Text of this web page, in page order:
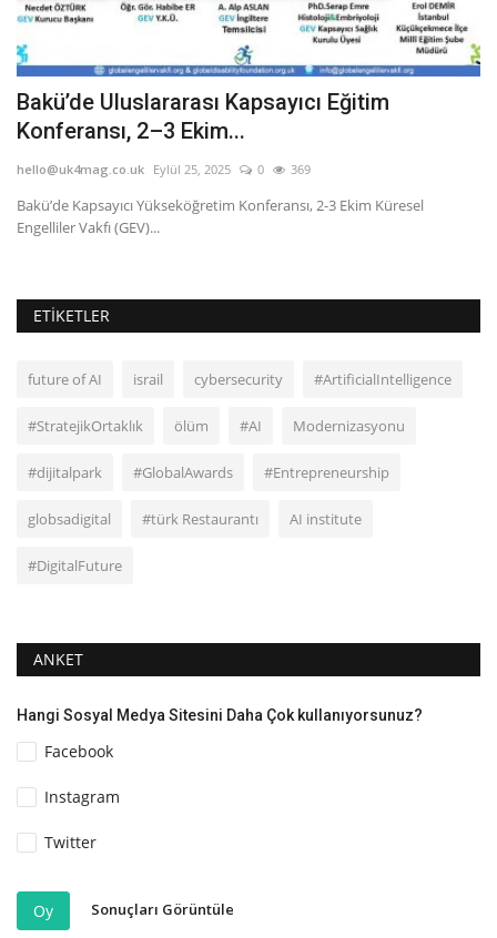
Bakü’de Uluslararası Kapsayıcı Eğitim
Konferansı, 2–3 Ekim...
hello@uk4mag.co.uk Eylül 25, 2025 0 369
Bakü’de Kapsayıcı Yükseköğretim Konferansı, 2-3 Ekim Küresel
Engelliler Vakfı (GEV)...
ETIKETLER
future of AI israil cybersecurity #ArtificialIntelligence
#StratejikOrtaklık ölüm #AI Modernizasyonu
#dijitalpark #GlobalAwards #Entrepreneurship
globsadigital #türk Restaurantı AI institute
#DigitalFuture
ANKET
Hangi Sosyal Medya Sitesini Daha Çok kullanıyorsunuz?
Facebook
Instagram
Twitter
Oy Sonuçları Görüntüle